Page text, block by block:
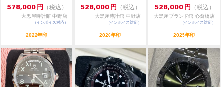
うでまわり 最大約19cm
自動巻
素材 18KYG×SS
付属品なし
578,000 円 （税込）
大黒屋時計館 中野店
（インボイス対応）
2022年印
528,000 円 （税込）
大黒屋時計館 中野店
（インボイス対応）
2026年印
528,000 円 （税込）
大黒屋ブランド館 心斎橋店
（インボイス対応）
2025年印